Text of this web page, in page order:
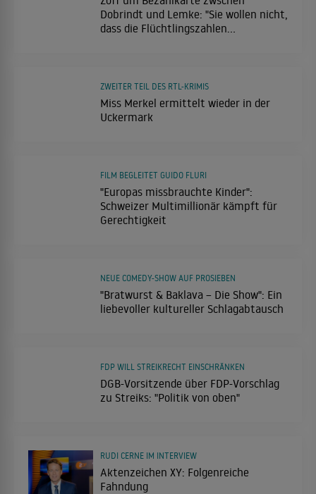
Dobrindt und Lemke: "Sie wollen nicht,
dass die Flüchtlingszahlen
Miss Merkel ermittelt wieder in der
Uckermark
ZWEITER TEIL DES RTL-KRIMIS
"Europas missbrauchte Kinder":
Schweizer Multimillionär kämpft für
Gerechtigkeit
FILM BEGLEITET GUIDO FLURI
"Bratwurst & Baklava – Die Show": Ein
liebevoller kultureller Schlagabtausch
NEUE COMEDY-SHOW AUF PROSIEBEN
DGB-Vorsitzende über FDP-Vorschlag
zu Streiks: "Politik von oben"
FDP WILL STREIKRECHT EINSCHRÄNKEN
Aktenzeichen XY: Folgenreiche
Fahndung
RUDI CERNE IM INTERVIEW